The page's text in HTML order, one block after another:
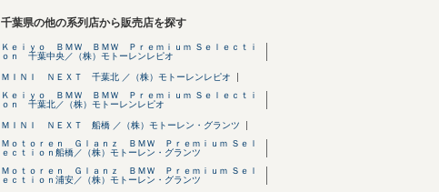
千葉県の他の系列店から販売店を探す
Ｋｅｉｙｏ ＢＭＷ ＢＭＷ Ｐｒｅｍｉｕｍ Ｓｅｌｅｃｔｉ
ｏｎ 千葉中央／（株）モトーレンレピオ
ＭＩＮＩ ＮＥＸＴ 千葉北 ／（株）モトーレンレピオ
Ｋｅｉｙｏ ＢＭＷ ＢＭＷ Ｐｒｅｍｉｕｍ Ｓｅｌｅｃｔｉ
ｏｎ 千葉北／（株）モトーレンレピオ
ＭＩＮＩ ＮＥＸＴ 船橋 ／（株）モトーレン・グランツ
Ｍｏｔｏｒｅｎ Ｇｌａｎｚ ＢＭＷ Ｐｒｅｍｉｕｍ Ｓｅｌ
ｅｃｔｉｏｎ船橋／（株）モトーレン・グランツ
Ｍｏｔｏｒｅｎ Ｇｌａｎｚ ＢＭＷ Ｐｒｅｍｉｕｍ Ｓｅｌ
ｅｃｔｉｏｎ浦安／（株）モトーレン・グランツ